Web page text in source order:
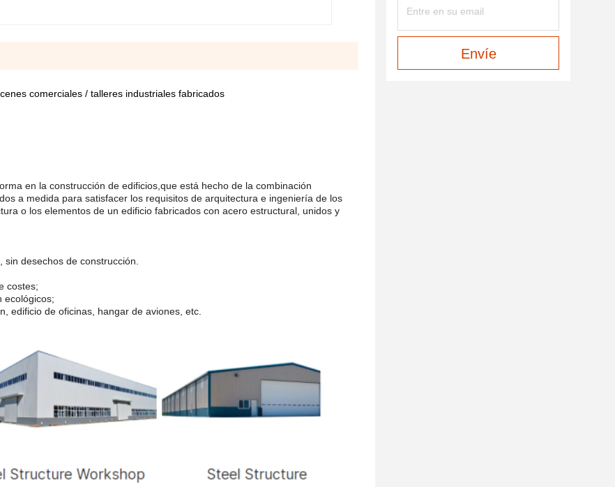
comerciales / talleres industriales fabricados
en la construcción de edificios,que está hecho de la combinación
a medida para satisfacer los requisitos de arquitectura e ingeniería de los
o los elementos de un edificio fabricados con acero estructural, unidos y
desechos de construcción.
costes;
ecológicos;
edificio de oficinas, hangar de aviones, etc.
Envíe